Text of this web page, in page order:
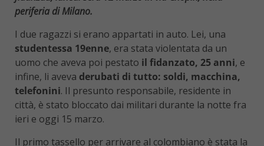
periferia di Milano.
I due ragazzi si erano appartati in auto. Lei, una
studentessa 19enne, era stata violentata da un
uomo che aveva poi pestato il fidanzato, 25 anni, e
infine, li aveva derubati di tutto: soldi, macchina,
telefonini. Il presunto responsabile, residente in
città, è stato bloccato dai militari durante la notte fra
ieri e oggi 15 marzo.
Il primo tassello per arrivare al colombiano è stata la